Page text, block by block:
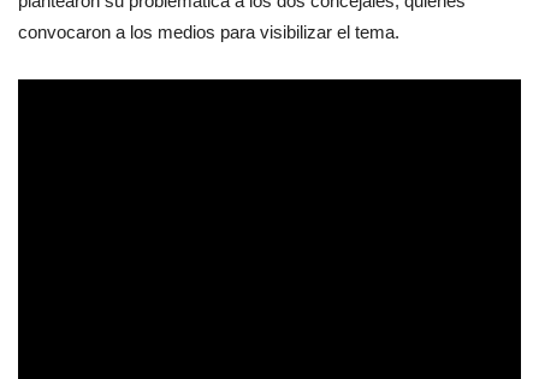
convocaron a los medios para visibilizar el tema.